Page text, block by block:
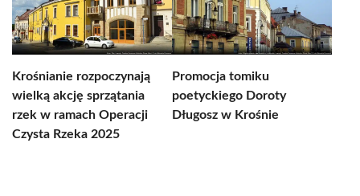
Krośnianie rozpoczynają
wielką akcję sprzątania
rzek w ramach Operacji
Czysta Rzeka 2025
Promocja tomiku
poetyckiego Doroty
Długosz w Krośnie